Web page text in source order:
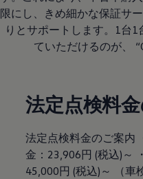
限にし、きめ細かな保証サ
りとサポートします。1台
ていただけるのが、
法定点検料
法定点検料金のご案内
金：23,906円 (税込)～
45,000円 (税込)～ （車